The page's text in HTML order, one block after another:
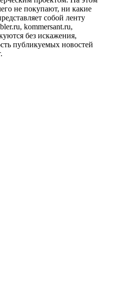
не покупают, ни какие
собой ленту
kommersant.ru,
без искажения,
публикуемых новостей